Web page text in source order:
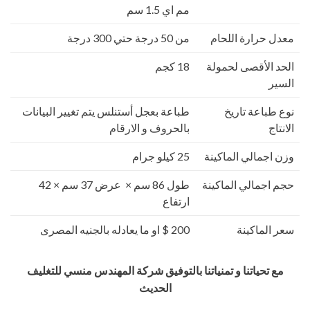
مم اي 1.5 سم
معدل حرارة اللحام من 50 درجة حتي 300 درجة
الحد الأقصى لحمولة
السير
18 كجم
نوع طباعة تاريخ
الانتاج
طباعة بعجل أستنلس يتم تغيير البيانات
بالحروف و الارقام
وزن اجمالي الماكينة 25 كيلو جرام
حجم اجمالي الماكينة
طول 86 سم × عرض 37 سم × 42
ارتفاع
سعر الماكينة 200 $ او ما يعادله بالجنيه المصرى
مع تحياتنا و تمنياتنا بالتوفيق شركة المهندس منسي للتغليف
الحديث